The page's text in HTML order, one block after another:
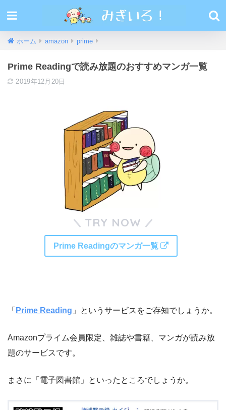
ホーム amazon prime
Prime Readingで読み放題のおすすめマンガ一覧
2019年12月20日
TRY NOW
Prime Readingのマンガ一覧
「 Prime Reading 」というサービスをご存知でしょうか。
Amazonプライム会員限定、雑誌や書籍、マンガが読み放
題のサービスです。
まさに「電子図書館」といったところでしょうか。